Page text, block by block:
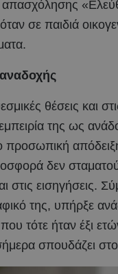
απασχόλησης
σε παιδιά
θέσεις και
της ως
προσωπική απόδειξη
δεν
στις εισηγήσεις.
της, υπήρξε
τότε ήταν έξι
σπουδάζει